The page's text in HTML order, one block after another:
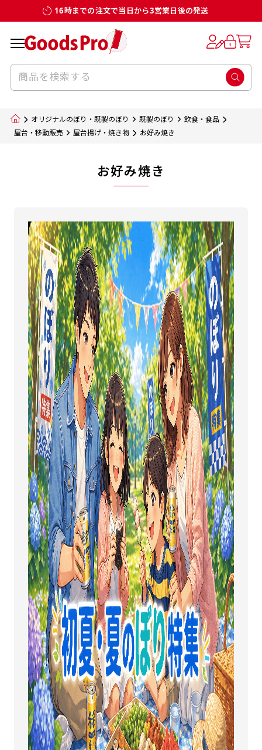
16時までの注文で当日から3営業日後の発送
オリジナルのぼり・既製のぼり 既製のぼり
飲食・食品
屋台・移動販売
屋台揚げ・焼き物 お好み焼き
お好み焼き